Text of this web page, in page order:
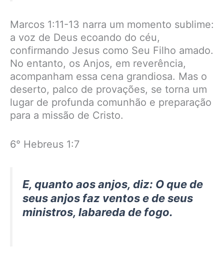
Marcos 1:11-13 narra um momento sublime:
a voz de Deus ecoando do céu,
confirmando Jesus como Seu Filho amado.
No entanto, os Anjos, em reverência,
acompanham essa cena grandiosa. Mas o
deserto, palco de provações, se torna um
lugar de profunda comunhão e preparação
para a missão de Cristo.
6° Hebreus 1:7
E, quanto aos anjos, diz: O que de
seus anjos faz ventos e de seus
ministros, labareda de fogo.